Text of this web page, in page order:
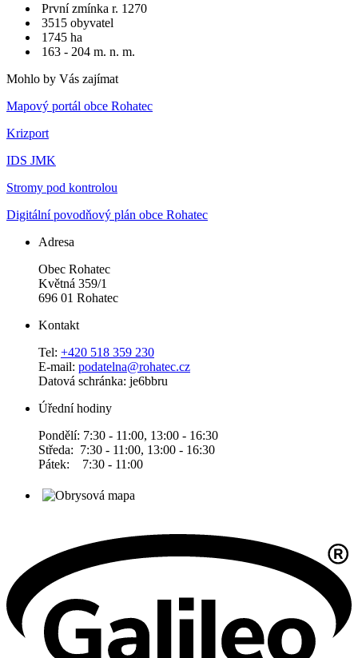
První zmínka r. 1270
3515 obyvatel
1745 ha
163 - 204 m. n. m.
Mohlo by Vás zajímat
Mapový portál obce Rohatec
Krizport
IDS JMK
Stromy pod kontrolou
Digitální povodňový plán obce Rohatec
Adresa
Obec Rohatec
Květná 359/1
696 01 Rohatec
Kontakt
Tel: +420 518 359 230
E-mail: podatelna@rohatec.cz
Datová schránka: je6bbru
Úřední hodiny
Pondělí: 7:30 - 11:00, 13:00 - 16:30
Středa: 7:30 - 11:00, 13:00 - 16:30
Pátek: 7:30 - 11:00